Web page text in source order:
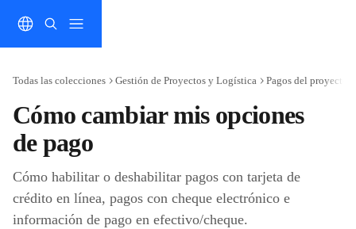
Todas las colecciones Gestión de Proyectos y Logística Pagos del proyecto
Cómo cambiar mis opciones
de pago
Cómo habilitar o deshabilitar pagos con tarjeta de
crédito en línea, pagos con cheque electrónico e
información de pago en efectivo/cheque.